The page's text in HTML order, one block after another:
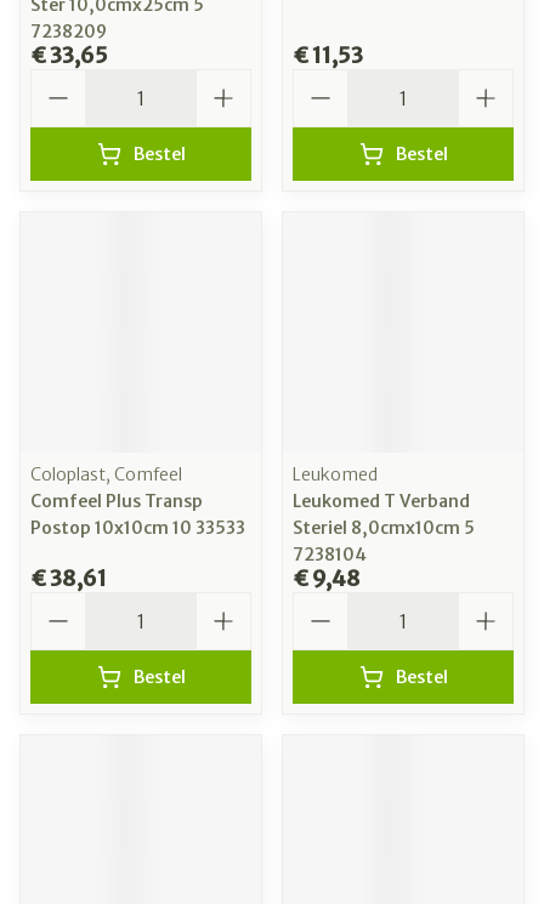
Ster 10,0cmx25cm 5
7238209
€ 33,65
Bestel
€ 11,53
Bestel
Coloplast, Comfeel
Comfeel Plus Transp
Postop 10x10cm 10 33533
€ 38,61
Bestel
Leukomed
Leukomed T Verband
Steriel 8,0cmx10cm 5
7238104
€ 9,48
Bestel